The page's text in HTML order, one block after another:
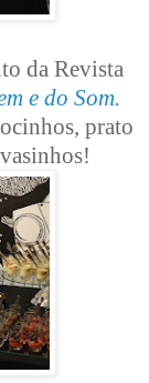
da Revista
e do Som.
prato